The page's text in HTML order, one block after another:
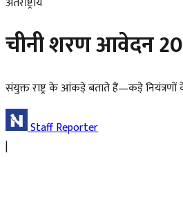
चीनी शरण आवेदन
संयुक्त राष्ट्र के आंकड़े बताते हैं—कड़े
Staff Reporter
|